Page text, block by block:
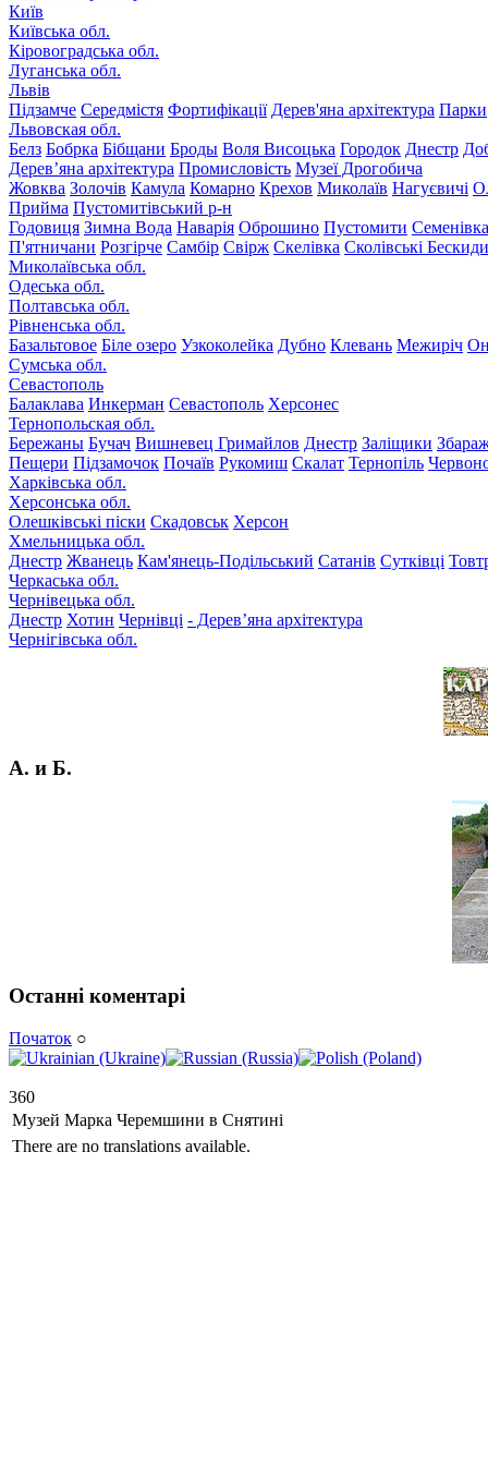
Київ
Київська обл.
Кіровоградська обл.
Луганська обл.
Львів
Підзамче Середмістя Фортифікації Дерев'яна архітектура Парки
Львовская обл.
Белз Бобрка Бібщани Броды Воля Висоцька Городок Днестр
Дерев’яна архітектура Промисловість Музеї Дрогобича
Жовква Золочів Камула Комарно Крехов Миколаїв Нагуєвичі
Прийма Пустомитівський р-н
Годовиця Зимна Вода Наварія Оброшино Пустомити Семенівка
П'ятничани Розгірче Самбір Свірж Скелівка Сколівські Бескиди
Миколаївська обл.
Одеська обл.
Полтавська обл.
Рівненська обл.
Базальтовое Біле озеро Узкоколейка Дубно Клевань Межиріч
Сумська обл.
Севастополь
Балаклава Инкерман Севастополь Херсонес
Тернопольская обл.
Бережаны Бучач Вишневец Гримайлов Днестр Заліщики
Пещери Підзамочок Почаїв Рукомиш Скалат Тернопіль
Харківська обл.
Херсонська обл.
Олешківські піски Скадовськ Херсон
Хмельницька обл.
Днестр Жванець Кам'янець-Подільський Сатанів Сутківці
Черкаська обл.
Чернівецька обл.
Днестр Хотин Чернівці - Дерев’яна архітектура
Чернігівська обл.
А. и Б.
Останні коментарі
Початок ○
360
Музей Марка Черемшини в Снятині
There are no translations available.